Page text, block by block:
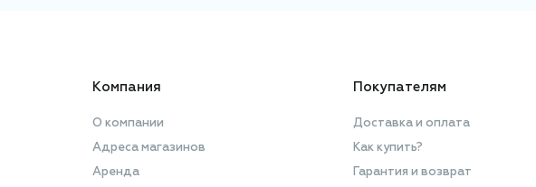
Компания
О компании
Адреса магазинов
Аренда
Покупателям
Доставка и оплата
Как купить?
Гарантия и возврат